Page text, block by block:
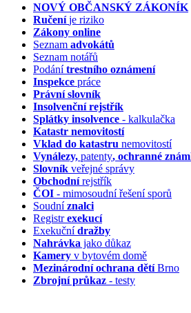
NOVÝ OBČANSKÝ ZÁKONÍK
Ručeníje riziko
Zákony online
Seznam advokátů
Seznam notářů
Podánítrestního oznámení
Inspekce práce
Právní slovník
Insolvenčnírejstřík
Splátky insolvence - kalkulačka
Katastr nemovitostí
Vklad do katastru nemovitostí
Vynálezy, patenty, ochranné
Slovník veřejné správy
Obchodnírejstřík
ČOI - mimosoudní řešení sporů
Soudníznalci
Registrexekucí
Exekučnídražby
Nahrávka jako důkaz
Kamery v bytovém domě
Mezinárodní ochrana dětíBrno
Zbrojní průkaz - testy